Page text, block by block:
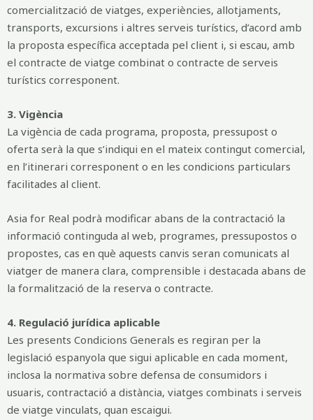
comercialització de viatges, experiències, allotjaments,
transports, excursions i altres serveis turístics, d’acord amb
la proposta específica acceptada pel client i, si escau, amb
el contracte de viatge combinat o contracte de serveis
turístics corresponent.
3. Vigència
La vigència de cada programa, proposta, pressupost o
oferta serà la que s’indiqui en el mateix contingut comercial,
en l’itinerari corresponent o en les condicions particulars
facilitades al client.
Asia for Real podrà modificar abans de la contractació la
informació continguda al web, programes, pressupostos o
propostes, cas en què aquests canvis seran comunicats al
viatger de manera clara, comprensible i destacada abans de
la formalització de la reserva o contracte.
4. Regulació jurídica aplicable
Les presents Condicions Generals es regiran per la
legislació espanyola que sigui aplicable en cada moment,
inclosa la normativa sobre defensa de consumidors i
usuaris, contractació a distància, viatges combinats i serveis
de viatge vinculats, quan escaigui.